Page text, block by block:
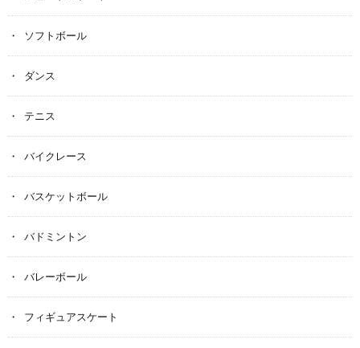
ソフトボール
ダンス
テニス
バイクレース
バスケットボール
バドミントン
バレーボール
フィギュアスケート